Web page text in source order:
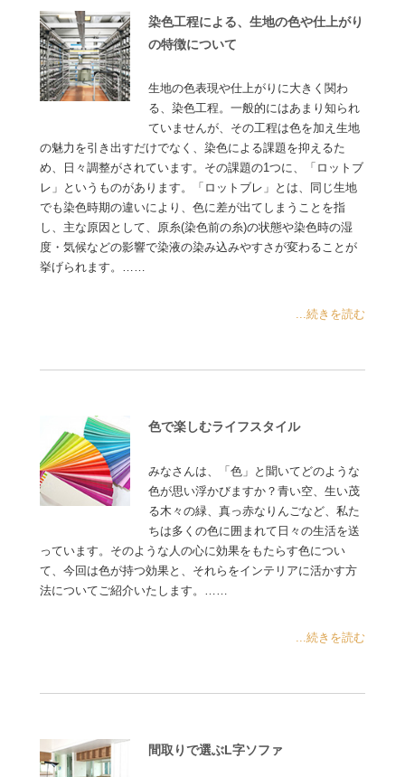
染色工程による、生地の色や仕上がり
の特徴について
生地の色表現や仕上がりに大きく関わ
る、染色工程。一般的にはあまり知られ
ていませんが、その工程は色を加え生地
の魅力を引き出すだけでなく、染色による課題を抑えるた
め、日々調整がされています。その課題の1つに、「ロットブ
レ」というものがあります。「ロットブレ」とは、同じ生地
でも染色時期の違いにより、色に差が出てしまうことを指
し、主な原因として、原糸(染色前の糸)の状態や染色時の湿
度・気候などの影響で染液の染み込みやすさが変わることが
挙げられます。……
...続きを読む
色で楽しむライフスタイル
みなさんは、「色」と聞いてどのような
色が思い浮かびますか？青い空、生い茂
る木々の緑、真っ赤なりんごなど、私た
ちは多くの色に囲まれて日々の生活を送
っています。そのような人の心に効果をもたらす色につい
て、今回は色が持つ効果と、それらをインテリアに活かす方
法についてご紹介いたします。……
...続きを読む
間取りで選ぶL字ソファ